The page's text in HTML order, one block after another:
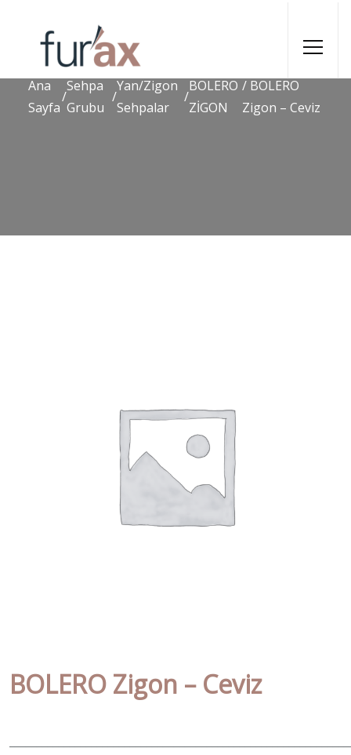
Ana
Sayfa
/
Sehpa
Grubu
/
Yan/Zigon
Sehpalar
/
BOLERO
ZİGON
/ BOLERO
Zigon – Ceviz
BOLERO Zigon – Ceviz